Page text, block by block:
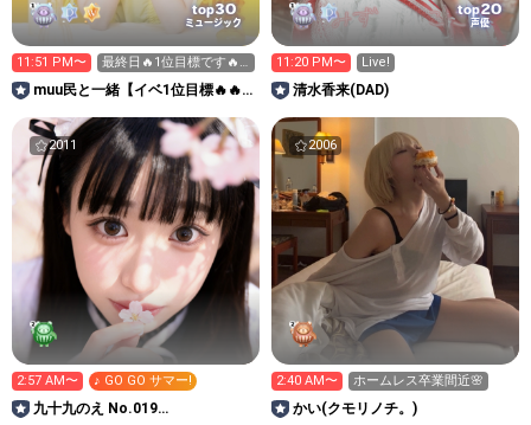
top30
ミュージック
11:51 PM〜
最終日🔥1位目標です🔥
応援お願いします😭
muu民と一緒【イベ1位目標🔥🔥
top20
声優
11:20 PM〜 Live!
清水香来(DAD)
2011
2:57 AM〜 ♪ GO GO サマー!
九十九のえ No.019
2006
2:40 AM〜 ホームレス卒業間近🌸
かい(クモリノチ。)